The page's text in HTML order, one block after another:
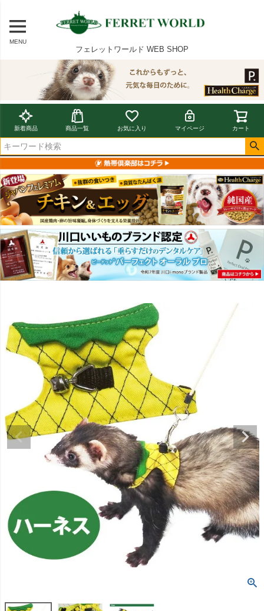
MENU
フェレットワールド WEB SHOP
新着商品 商品一覧 お気に入り マイページ カート